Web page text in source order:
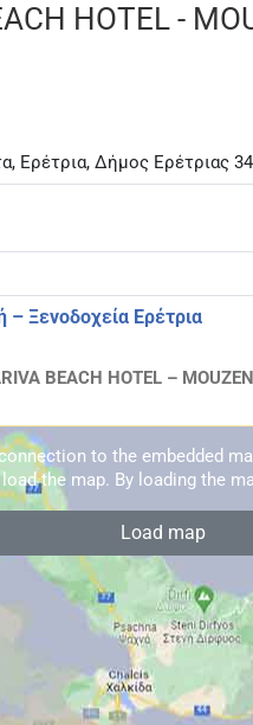
HOTEL -
Ερέτρια, Δήμος Ερέτριας
– Ξενοδοχεία Ερέτρια
BEACH HOTEL –
to the embedded
the map. By loading the
Load map